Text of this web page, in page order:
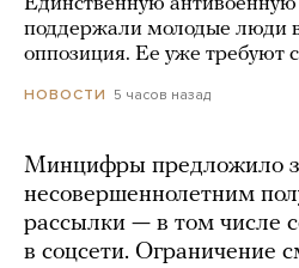
поддержали молодые люди
оппозиция. Ее уже требуют
НОВОСТИ 5 часов назад
Минцифры предложило
несовершеннолетним
рассылки — в том числе
в соцсети. Ограничение